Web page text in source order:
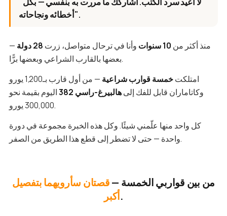
أخطائه ونجاحاته".
منذ أكثر من 10 سنوات وأنا في ترحال متواصل، زرت 28 دولة
—
بعضها بالقارب الشراعي وبعضها برًّا.
امتلكتخمسة قوارب شراعية
— من أول قارب بـ1,200 يورو
وكاتاماران قابل للفك إلىهالبيرغ-راسي 382
اليوم بقيمة نحو
300,000 يورو.
كل واحد منها علّمني شيئًا. وكل هذه الخبرة مجموعة في دورة
واحدة — حتى لا تضطر إلى قطع هذا الطريق من الصفر.
من بين قواربي الخمسة —قصتان سأرويهما بتفصيل
أكبر.